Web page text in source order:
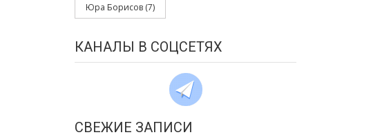
Юра Борисов (7)
КАНАЛЫ В СОЦСЕТЯХ
СВЕЖИЕ ЗАПИСИ